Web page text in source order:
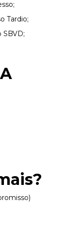
Tardio;
SBVD;